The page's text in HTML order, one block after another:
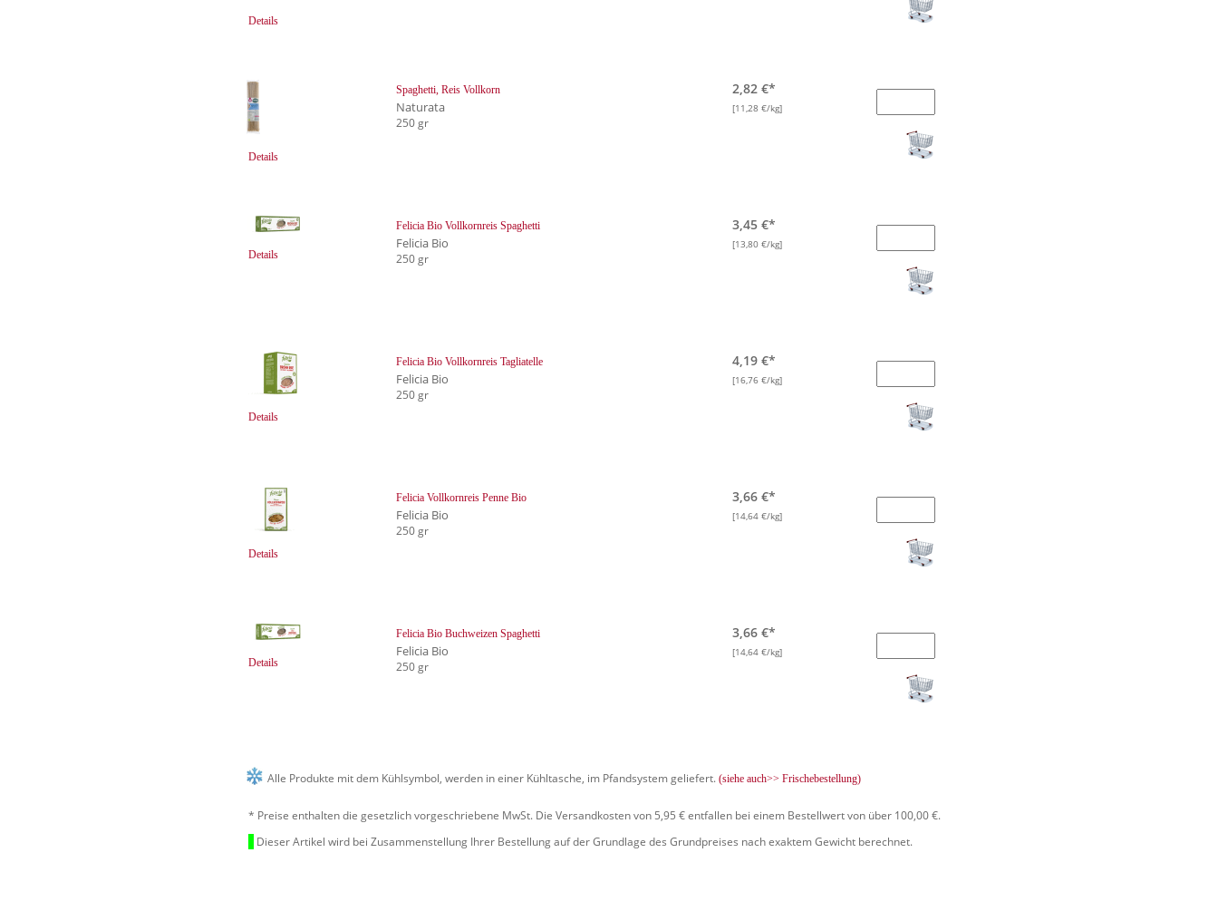
Details
Details
Spaghetti, Reis Vollkorn
Naturata
250 gr
2,82 €*
[11,28 €/kg]
Details
Felicia Bio Vollkornreis Spaghetti
Felicia Bio
250 gr
3,45 €*
[13,80 €/kg]
Details
Felicia Bio Vollkornreis Tagliatelle
Felicia Bio
250 gr
4,19 €*
[16,76 €/kg]
Details
Felicia Vollkornreis Penne Bio
Felicia Bio
250 gr
3,66 €*
[14,64 €/kg]
Details
Felicia Bio Buchweizen Spaghetti
Felicia Bio
250 gr
3,66 €*
[14,64 €/kg]
Alle Produkte mit dem Kühlsymbol, werden in einer Kühltasche, im Pfandsystem geliefert.(siehe auch>> Frischebestellung)
* Preise enthalten die gesetzlich vorgeschriebene MwSt. Die Versandkosten von 5,95 € entfallen bei einem Bestellwert von über 100,00 €.
Dieser Artikel wird bei Zusammenstellung Ihrer Bestellung auf der Grundlage des Grundpreises nach exaktem Gewicht berechnet.